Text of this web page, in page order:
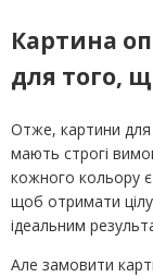
Картина
для того,
Отже, картини
мають строгі
кожного кольору
щоб отримати
ідеальним
Але замовити